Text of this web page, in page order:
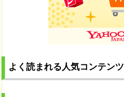
よく読まれる人気コンテンツ